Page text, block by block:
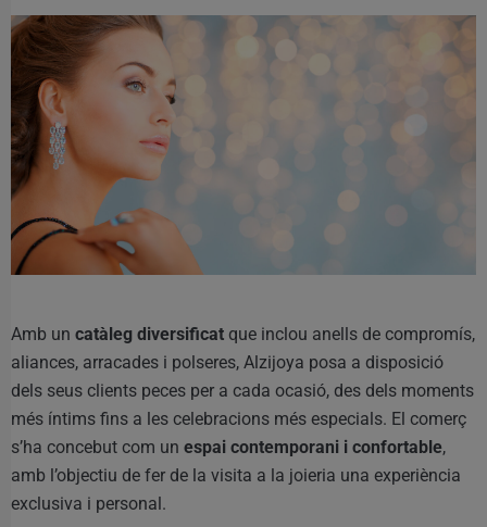
Amb un catàleg diversificat que inclou anells de compromís,
aliances, arracades i polseres, Alzijoya posa a disposició
dels seus clients peces per a cada ocasió, des dels moments
més íntims fins a les celebracions més especials. El comerç
s’ha concebut com un espai contemporani i confortable,
amb l’objectiu de fer de la visita a la joieria una experiència
exclusiva i personal.